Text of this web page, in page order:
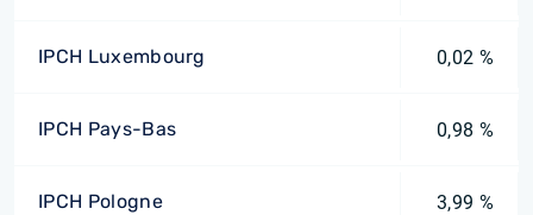
IPCH Luxembourg 0,02 %
IPCH Pays-Bas 0,98 %
IPCH Pologne 3,99 %